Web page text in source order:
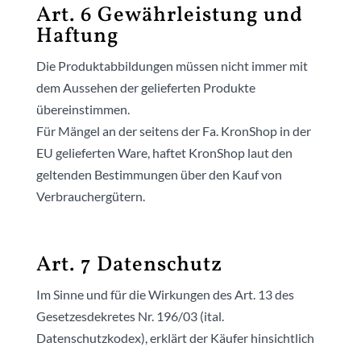
Art. 6 Gewährleistung und
Haftung
Die Produktabbildungen müssen nicht immer mit
dem Aussehen der gelieferten Produkte
übereinstimmen.
Für Mängel an der seitens der Fa. KronShop in der
EU gelieferten Ware, haftet KronShop laut den
geltenden Bestimmungen über den Kauf von
Verbrauchergütern.
Art. 7 Datenschutz
Im Sinne und für die Wirkungen des Art. 13 des
Gesetzesdekretes Nr. 196/03 (ital.
Datenschutzkodex), erklärt der Käufer hinsichtlich